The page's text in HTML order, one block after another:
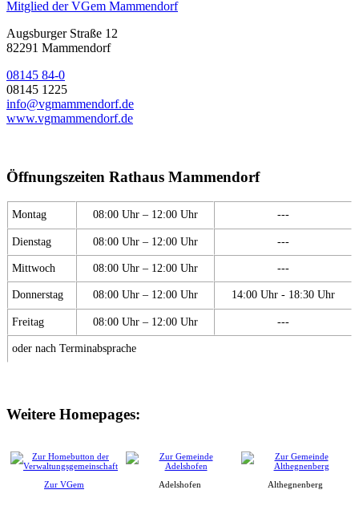
Mitglied der VGem Mammendorf
Augsburger Straße 12
82291 Mammendorf
08145 84-0
08145 1225
info@vgmammendorf.de
www.vgmammendorf.de
Öffnungszeiten Rathaus Mammendorf
Montag 08:00 Uhr – 12:00 Uhr ---
Dienstag 08:00 Uhr – 12:00 Uhr ---
Mittwoch 08:00 Uhr – 12:00 Uhr ---
Donnerstag 08:00 Uhr – 12:00 Uhr 14:00 Uhr - 18:30 Uhr
Freitag 08:00 Uhr – 12:00 Uhr ---
oder nach Terminabsprache
Weitere Homepages:
Zur VGem Adelshofen Althegnenberg